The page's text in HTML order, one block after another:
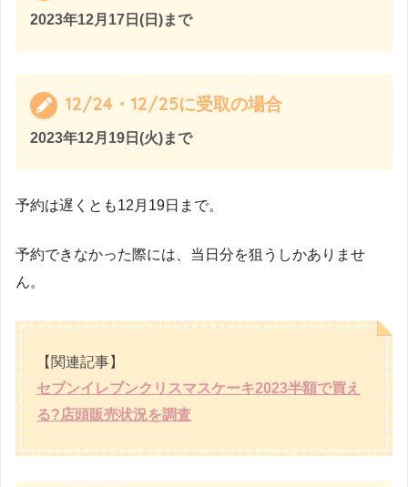
2023年12月17日(日)まで
12/24・12/25に受取の場合
2023年12月19日(火)まで
予約は遅くとも12月19日まで。
予約できなかった際には、当日分を狙うしかありませ
ん。
【関連記事】
セブンイレブンクリスマスケーキ2023半額で買え
る?店頭販売状況を調査